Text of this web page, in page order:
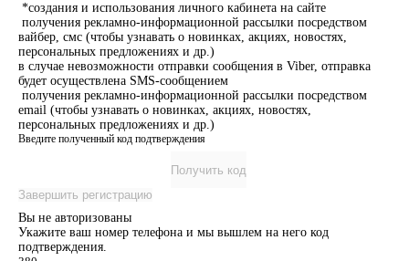
*создания и использования личного кабинета на сайте
получения рекламно-информационной рассылки посредством
вайбер, смс (чтобы узнавать о новинках, акциях, новостях,
персональных предложениях и др.)
в случае невозможности отправки сообщения в Viber, отправка
будет осуществлена SMS-сообщением
получения рекламно-информационной рассылки посредством
email (чтобы узнавать о новинках, акциях, новостях,
персональных предложениях и др.)
Введите полученный код подтверждения
Получить код
Завершить регистрацию
Вы не авторизованы
Укажите ваш номер телефона и мы вышлем на него код
подтверждения.